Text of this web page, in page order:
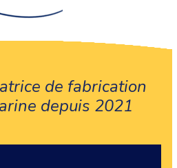
de fabrication
depuis 2021